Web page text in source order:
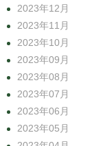
2023年12月
2023年11月
2023年10月
2023年09月
2023年08月
2023年07月
2023年06月
2023年05月